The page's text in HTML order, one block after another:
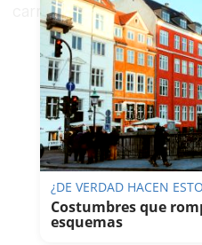
carreteras de la
¿DE VERDAD HACEN
Costumbres que
esquemas